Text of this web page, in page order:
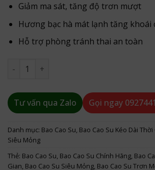
Giảm ma sát, tăng độ trơn mượt
Hương bạc hà mát lạnh tăng khoái
Hỗ trợ phòng tránh thai an toàn
Bao Cao Su MaxxMen 0.03mm Kéo Dài
Tư vấn qua Zalo Gọi ngay
Danh mục: Bao Cao Su, Bao Cao Su Kéo Dài Thời
Siêu Mỏng
Thẻ: Bao Cao Su, Bao Cao Su Chính Hãng, Bao
Gian, Bao Cao Su Siêu Mỏng, Bao Cao Su Trơn